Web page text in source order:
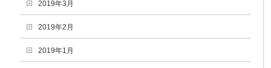
2019年3月
2019年2月
2019年1月